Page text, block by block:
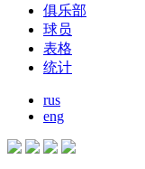
俱乐部
球员
表格
统计
rus
eng